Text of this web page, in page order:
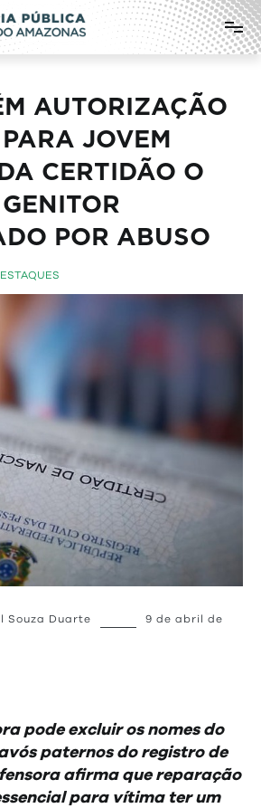
do Estado do
AUTORIZAÇÃO
JOVEM
CERTIDÃO O
POR ABUSO
Souza Duarte
9 de abril de
pode excluir os nomes do
paternos do registro de
afirma que reparação
para vítima ter um